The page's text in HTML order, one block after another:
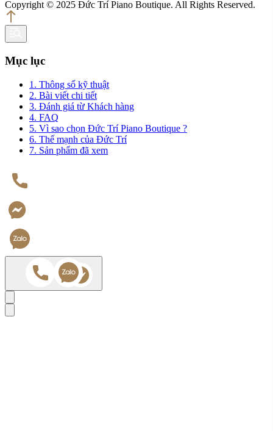
Copyright © 2025 Đức Trí Piano Boutique. All Rights Reserved.
Mục lục
1. Thông số kỹ thuật
2. Bài viết chi tiết
3. Đánh giá từ Khách hàng
4. FAQ
5. Vì sao chọn Đức Trí Piano Boutique ?
6. Thế mạnh của Đức Trí
7. Sản phẩm đã xem